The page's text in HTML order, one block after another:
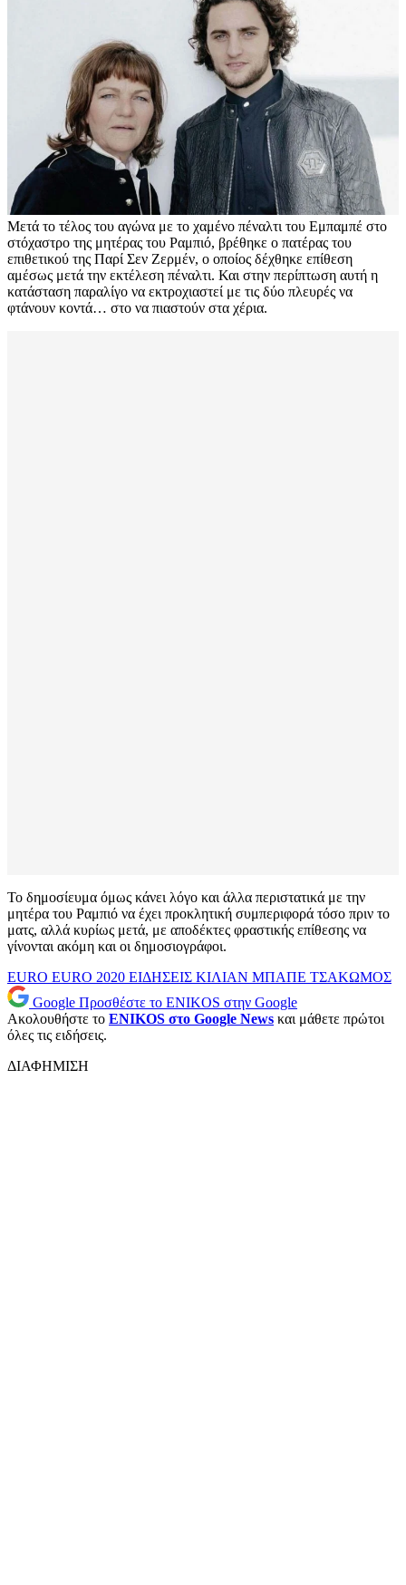
Μετά το τέλος του αγώνα με το χαμένο πέναλτι του Εμπαμπέ στο
στόχαστρο της μητέρας του Ραμπιό, βρέθηκε ο πατέρας του
επιθετικού της Παρί Σεν Ζερμέν, ο οποίος δέχθηκε επίθεση
αμέσως μετά την εκτέλεση πέναλτι. Και στην περίπτωση αυτή η
κατάσταση παραλίγο να εκτροχιαστεί με τις δύο πλευρές να
φτάνουν κοντά… στο να πιαστούν στα χέρια.
Το δημοσίευμα όμως κάνει λόγο και άλλα περιστατικά με την
μητέρα του Ραμπιό να έχει προκλητική συμπεριφορά τόσο πριν το
ματς, αλλά κυρίως μετά, με αποδέκτες φραστικής επίθεσης να
γίνονται ακόμη και οι δημοσιογράφοι.
EURO EURO 2020 ΕΙΔΗΣΕΙΣ ΚΙΛΙΑΝ ΜΠΑΠΕ ΤΣΑΚΩΜΟΣ
Google Προσθέστε το ENIKOS στην Google
Ακολουθήστε το ENIKOS στο Google News και μάθετε πρώτοι
όλες τις ειδήσεις.
ΔΙΑΦΗΜΙΣΗ